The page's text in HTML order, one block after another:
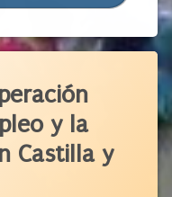
y la
Castilla y